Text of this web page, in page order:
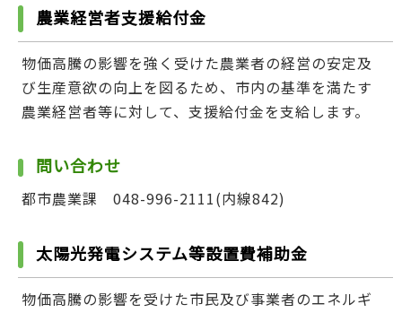
農業経営者支援給付金
物価高騰の影響を強く受けた農業者の経営の安定及
び生産意欲の向上を図るため、市内の基準を満たす
農業経営者等に対して、支援給付金を支給します。
問い合わせ
都市農業課 048-996-2111(内線842)
太陽光発電システム等設置費補助金
物価高騰の影響を受けた市民及び事業者のエネルギ